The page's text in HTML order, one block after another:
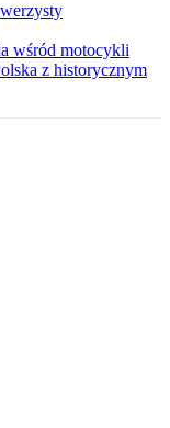
wśród motocykli
z historycznym